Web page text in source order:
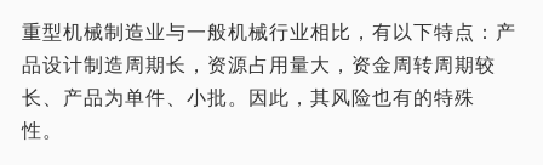
重型机械制造业与一般机械行业相比，有以下特点：产
品设计制造周期长，资源占用量大，资金周转周期较
长、产品为单件、小批。因此，其风险也有的特殊
性。